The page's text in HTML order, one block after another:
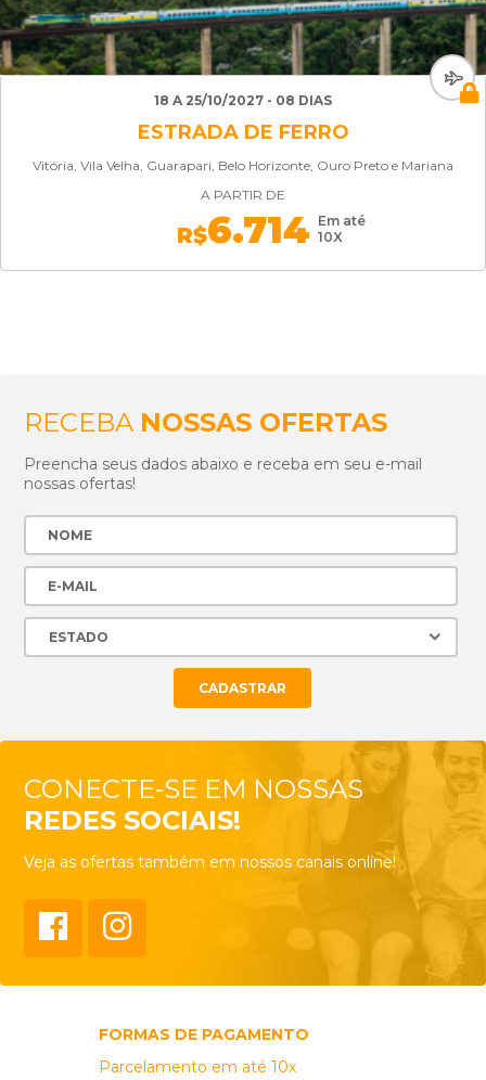
18 A 25/10/2027 - 08 DIAS
ESTRADA DE FERRO
Vitória, Vila Velha, Guarapari, Belo Horizonte, Ouro Preto e Mariana
A PARTIR DE
R$6.714 Em até
10X
RECEBA NOSSAS OFERTAS
Preencha seus dados abaixo e receba em seu e-mail
nossas ofertas!
CONECTE-SE EM NOSSAS
REDES SOCIAIS!
Veja as ofertas também em nossos canais online!
FORMAS DE PAGAMENTO
Parcelamento em até 10x